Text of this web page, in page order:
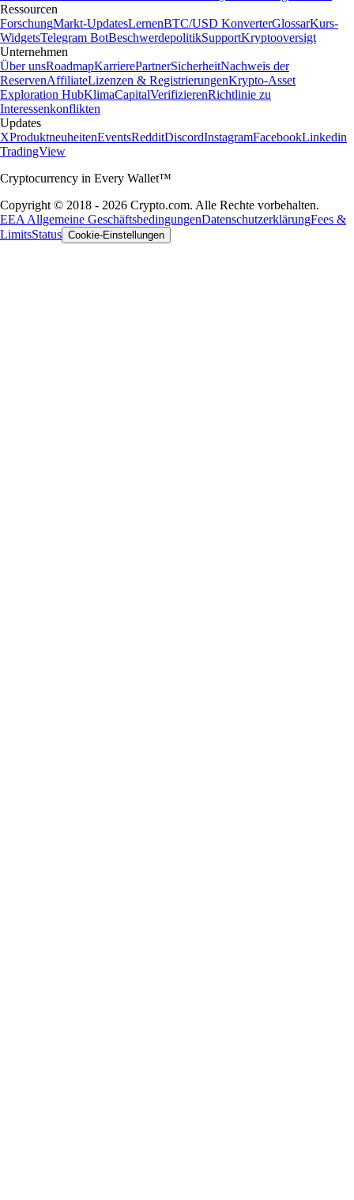
Ressourcen
ForschungMarkt-UpdatesLernenBTC/USD KonverterGlossarKurs-
WidgetsTelegram BotBeschwerdepolitikSupportKryptooversigt
Unternehmen
Über unsRoadmapKarrierePartnerSicherheitNachweis der
ReservenAffiliateLizenzen & RegistrierungenKrypto-Asset
Exploration HubKlimaCapitalVerifizierenRichtlinie zu
Interessenkonflikten
Updates
XProduktneuheitenEventsRedditDiscordInstagramFacebookLinkedin
TradingView
Cryptocurrency in Every Wallet™
Copyright © 2018 - 2026 Crypto.com. Alle Rechte vorbehalten.
EEA Allgemeine GeschäftsbedingungenDatenschutzerklärungFees &
LimitsStatus Cookie-Einstellungen